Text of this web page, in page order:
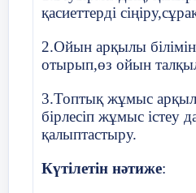
жоспарланған
кезеңдері
Сабақтың басы
қасиеттерді
2.Ойын арқылы білімін
отырып,өз ойын
3.Топтық жұмыс
бірлесіп жұмыс істеу
қалыптастыру.
Күтілетін нәтиже: